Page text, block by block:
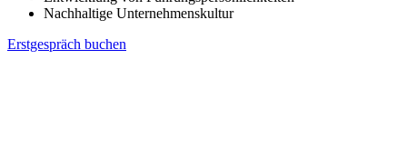
Nachhaltige Unternehmenskultur
Erstgespräch buchen